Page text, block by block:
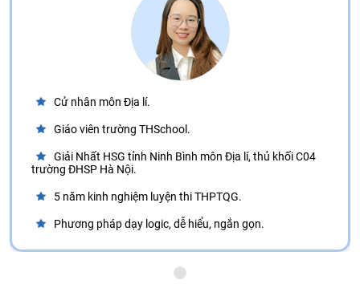
Cử nhân môn Địa lí.
Giáo viên trường THSchool.
Giải Nhất HSG tỉnh Ninh Bình môn Địa lí, thủ khối C04
trường ĐHSP Hà Nội.
5 năm kinh nghiệm luyện thi THPTQG.
Phương pháp dạy logic, dễ hiểu, ngắn gọn.